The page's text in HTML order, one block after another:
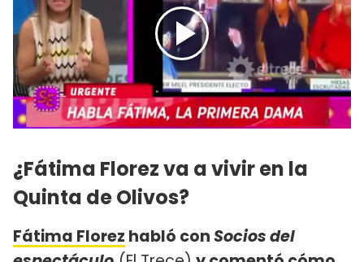
¿Fátima Florez va a vivir en la
Quinta de Olivos?
Fátima Florez habló conSocios del